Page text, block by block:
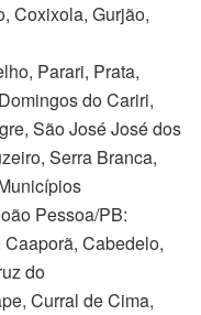
Coxixola, Gurjão,
Parari, Prata,
do Cariri,
São José José dos
Serra Branca,
Pessoa/PB:
Cabedelo,
do
Curral de Cima,